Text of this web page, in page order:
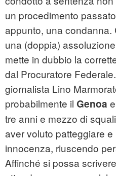
un procedimento
appunto, una condanna.
una (doppia)
mette in dubbio la
dal Procuratore
giornalista Lino
probabilmente il Genoa
tre anni e mezzo di
aver voluto patteggiare e
innocenza, riuscendo
Affinché si possa